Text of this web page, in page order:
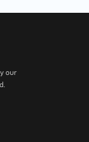
our